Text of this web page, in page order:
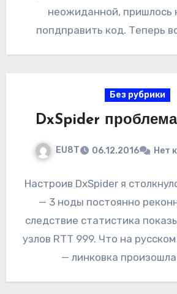
неожиданной, пришлось
попдправить код. Теперь
Без рубрики
DxSpider
EU8T 06.12.2016 Нет
Настроив DxSpider я
— 3 ноды постоянно
следствие статистика
узлов RTT 999. Что на
— линковка